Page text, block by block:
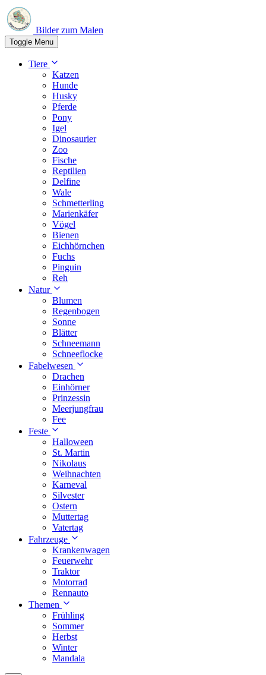
Bilder zum Malen
Toggle Menu
Tiere
Katzen
Hunde
Husky
Pferde
Pony
Igel
Dinosaurier
Zoo
Fische
Reptilien
Delfine
Wale
Schmetterling
Marienkäfer
Vögel
Bienen
Eichhörnchen
Fuchs
Pinguin
Reh
Natur
Blumen
Regenbogen
Sonne
Blätter
Schneemann
Schneeflocke
Fabelwesen
Drachen
Einhörner
Prinzessin
Meerjungfrau
Fee
Feste
Halloween
St. Martin
Nikolaus
Weihnachten
Karneval
Silvester
Ostern
Muttertag
Vatertag
Fahrzeuge
Krankenwagen
Feuerwehr
Traktor
Motorrad
Rennauto
Themen
Frühling
Sommer
Herbst
Winter
Mandala